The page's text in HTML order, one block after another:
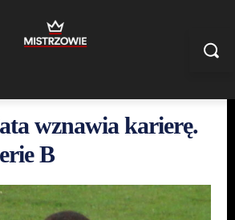
wznawia karierę.
B